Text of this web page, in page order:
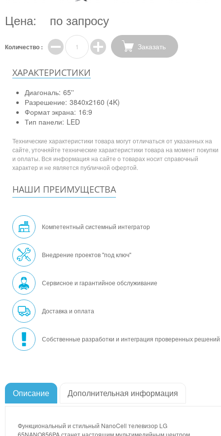
Цена: по запросу
Количество : Заказать
ХАРАКТЕРИСТИКИ
Диагональ: 65''
Разрешение: 3840x2160 (4K)
Формат экрана: 16:9
Тип панели: LED
Технические характеристики товара могут отличаться от указанных на
сайте, уточняйте технические характеристики товара на момент покупки
и оплаты. Вся информация на сайте о товарах носит справочный
характер и не является публичной офертой.
НАШИ ПРЕИМУЩЕСТВА
Компетентный системный интегратор
Внедрение проектов "под ключ"
Сервисное и гарантийное обслуживание
Доставка и оплата
Собственные разработки и интеграция проверенных решений
Описание Дополнительная информация
Функциональный и стильный NanoCell телевизор LG